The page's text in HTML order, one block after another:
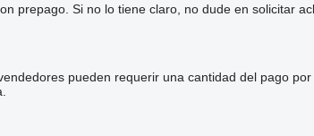
prepago. Si no lo tiene claro, no dude en solicitar
pueden requerir una cantidad del pago